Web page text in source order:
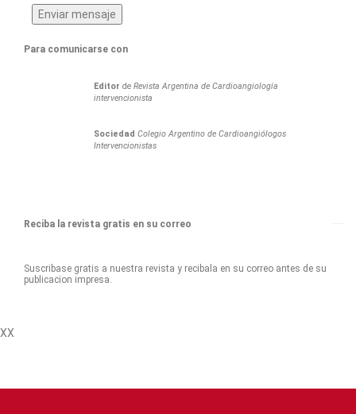
Para comunicarse con
Editor deRevista Argentina de Cardioangiología
intervencionista
Sociedad Colegio Argentino de Cardioangiólogos
Intervencionistas
Reciba la revista gratis en su correo
Suscribase gratis a nuestra revista y recibala en su correo antes de su
publicacion impresa.
XX